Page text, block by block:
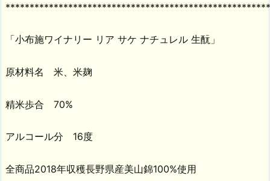
「小布施ワイナリー リア サケ ナチュレル 生酛」
原材料名 米、米麹
精米歩合 70%
アルコール分 16度
全商品2018年収穫長野県産美山錦100%使用